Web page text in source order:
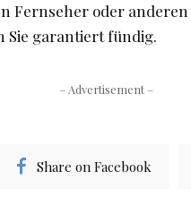
Fernseher oder
Sie garantiert fündig.
– Advertisement –
Share on Facebook